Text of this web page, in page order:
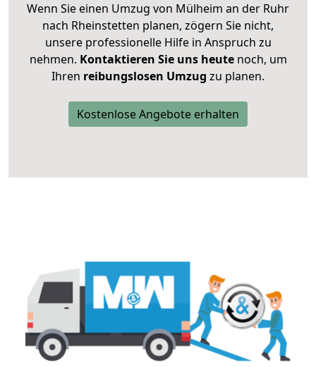
Wenn Sie einen Umzug von Mülheim an der Ruhr
nach Rheinstetten planen, zögern Sie nicht,
unsere professionelle Hilfe in Anspruch zu
nehmen. Kontaktieren Sie uns heutenoch, um
Ihren reibungslosen Umzug zu planen.
Kostenlose Angebote erhalten